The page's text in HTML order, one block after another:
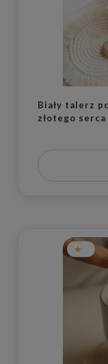
Biały talerz
złotego